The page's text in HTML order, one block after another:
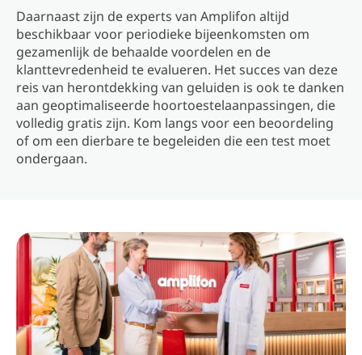
Daarnaast zijn de experts van Amplifon altijd
beschikbaar voor periodieke bijeenkomsten om
gezamenlijk de behaalde voordelen en de
klanttevredenheid te evalueren. Het succes van deze
reis van herontdekking van geluiden is ook te danken
aan geoptimaliseerde hoortoestelaanpassingen, die
volledig gratis zijn. Kom langs voor een beoordeling
of om een ​​dierbare te begeleiden die een test moet
ondergaan.